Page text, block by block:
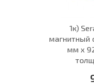
1к)
магнитный
мм х